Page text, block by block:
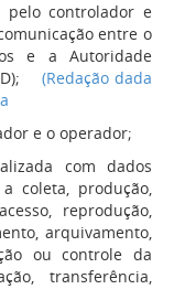
pelo controlador e
entre o
e a Autoridade
(Redação dada
e o operador;
com dados
coleta, produção,
reprodução,
arquivamento,
ou controle da
transferência,